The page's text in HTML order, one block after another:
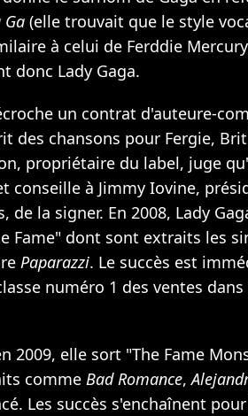
Ga (elle trouvait que le style
à celui de Ferddie
donc Lady Gaga.
un contrat d'auteure-
des chansons pour Fergie,
propriétaire du label, juge
conseille à Jimmy Iovine,
de la signer. En 2008, Lady
Fame" dont sont extraits les
Paparazzi. Le succès est
numéro 1 des ventes
2009, elle sort "The Fame
comme Bad Romance,
Les succès s'enchaînent